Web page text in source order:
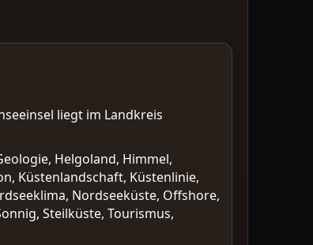
liegt im Landkreis
Helgoland, Himmel,
Küstenlandschaft, Küstenlinie,
Nordseeküste, Offshore,
Steilküste, Tourismus,